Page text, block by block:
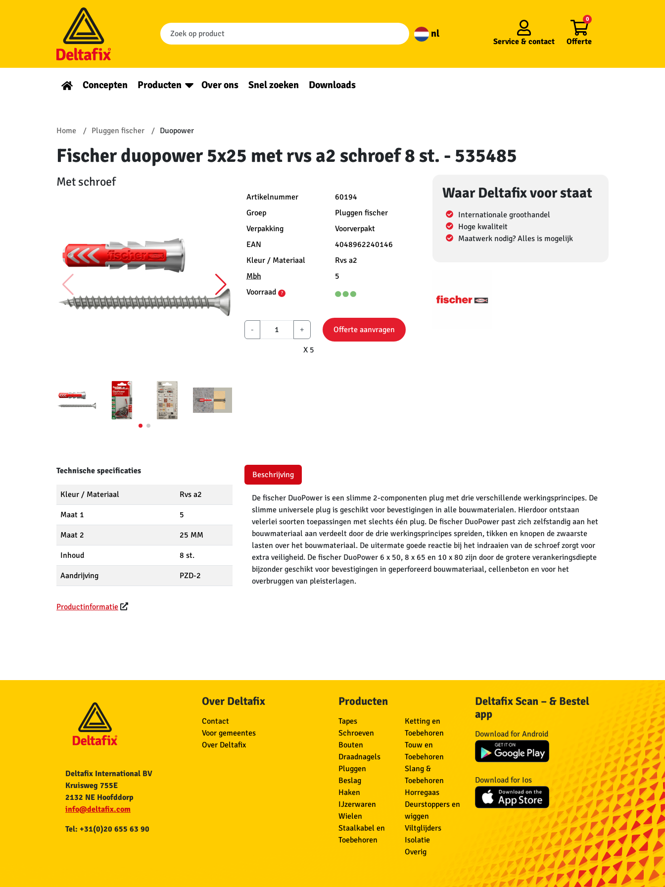
nl
Service & contact Offerte
0
Concepten Producten Over ons Snel zoeken Downloads
Home Pluggen fischer Duopower
Fischer duopower 5x25 met rvs a2 schroef 8 st. - 535485
Met schroef
Artikelnummer
60194
Groep
Pluggen fischer
Verpakking
Voorverpakt
EAN
4048962240146
Kleur / Materiaal
Rvs a2
Mbh
5
Voorraad
?
- +
X 5
Offerte aanvragen
Waar Deltafix voor staat
Internationale groothandel
Hoge kwaliteit
Maatwerk nodig? Alles is mogelijk
Technische specificaties
Kleur / Materiaal Rvs a2
Maat 1 5
Maat 2 25 MM
Inhoud 8 st.
Aandrijving PZD-2
Productinformatie
Beschrijving
De fischer DuoPower is een slimme 2-componenten plug met drie verschillende werkingsprincipes. De
slimme universele plug is geschikt voor bevestigingen in alle bouwmaterialen. Hierdoor ontstaan
velerlei soorten toepassingen met slechts één plug. De fischer DuoPower past zich zelfstandig aan het
bouwmateriaal aan verdeelt door de drie werkingsprincipes spreiden, tikken en knopen de zwaarste
lasten over het bouwmateriaal. De uitermate goede reactie bij het indraaien van de schroef zorgt voor
extra veiligheid. De fischer DuoPower 6 x 50, 8 x 65 en 10 x 80 zijn door de grotere verankeringsdiepte
bijzonder geschikt voor bevestigingen in geperforeerd bouwmateriaal, cellenbeton en voor het
overbruggen van pleisterlagen.
Deltafix International BV
Kruisweg 755E
2132 NE Hoofddorp
info@deltafix.com
Tel: +31(0)20 655 63 90
Over Deltafix
Contact
Voor gemeentes
Over Deltafix
Producten
Tapes
Schroeven
Bouten
Draadnagels
Pluggen
Beslag
Haken
IJzerwaren
Wielen
Staalkabel en
Toebehoren
Ketting en
Toebehoren
Touw en
Toebehoren
Slang &
Toebehoren
Horregaas
Deurstoppers en
wiggen
Viltglijders
Isolatie
Overig
Deltafix Scan – & Bestel
app
Download for Android
Download for Ios